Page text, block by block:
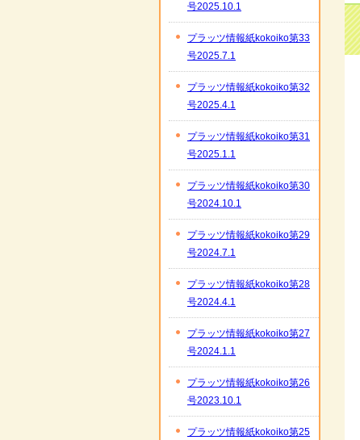
号2025.10.1
プラッツ情報紙kokoiko第33
号2025.7.1
プラッツ情報紙kokoiko第32
号2025.4.1
プラッツ情報紙kokoiko第31
号2025.1.1
プラッツ情報紙kokoiko第30
号2024.10.1
プラッツ情報紙kokoiko第29
号2024.7.1
プラッツ情報紙kokoiko第28
号2024.4.1
プラッツ情報紙kokoiko第27
号2024.1.1
プラッツ情報紙kokoiko第26
号2023.10.1
プラッツ情報紙kokoiko第25